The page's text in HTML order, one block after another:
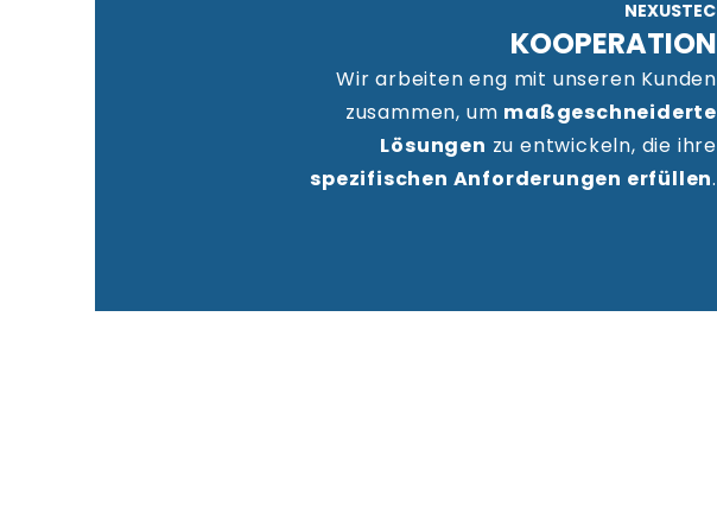
NEXUSTEC
KOOPERATION
Wir arbeiten eng mit unseren Kunden
zusammen, um maßgeschneiderte
Lösungen zu entwickeln, die ihre
spezifischen Anforderungen erfüllen.